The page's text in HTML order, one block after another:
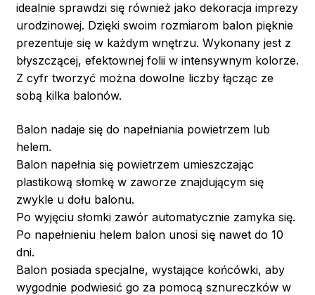
idealnie sprawdzi się również jako dekoracja imprezy
urodzinowej. Dzięki swoim rozmiarom balon pięknie
prezentuje się w każdym wnętrzu. Wykonany jest z
błyszczącej, efektownej folii w intensywnym kolorze.
Z cyfr tworzyć można dowolne liczby łącząc ze
sobą kilka balonów.
Balon nadaje się do napełniania powietrzem lub
helem.
Balon napełnia się powietrzem umieszczając
plastikową słomkę w zaworze znajdującym się
zwykle u dołu balonu.
Po wyjęciu słomki zawór automatycznie zamyka się.
Po napełnieniu helem balon unosi się nawet do 10
dni.
Balon posiada specjalne, wystające końcówki, aby
wygodnie podwiesić go za pomocą sznureczków w